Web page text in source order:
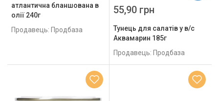
атлантична бланшована в
олії 240г
Продавець: Продбаза
Тунець для салатів у в/с
Аквамарин 185г
Продавець: Продбаза
55,90 грн